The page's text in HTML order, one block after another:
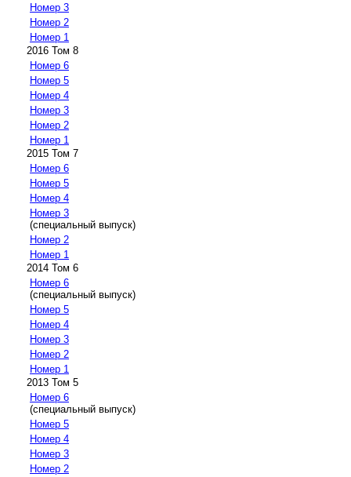
Номер 3
Номер 2
Номер 1
2016 Том 8
Номер 6
Номер 5
Номер 4
Номер 3
Номер 2
Номер 1
2015 Том 7
Номер 6
Номер 5
Номер 4
Номер 3
(специальный выпуск)
Номер 2
Номер 1
2014 Том 6
Номер 6
(специальный выпуск)
Номер 5
Номер 4
Номер 3
Номер 2
Номер 1
2013 Том 5
Номер 6
(специальный выпуск)
Номер 5
Номер 4
Номер 3
Номер 2